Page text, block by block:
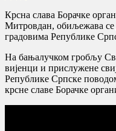
Крсна слава Борачке
Митровдан, обиљежава
градовима Републике
На бањалучком гробљу
вијенци и прислужене
Републике Српске
крсне славе Борачке